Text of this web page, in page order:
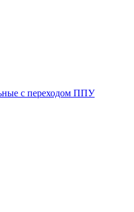
с переходом ППУ